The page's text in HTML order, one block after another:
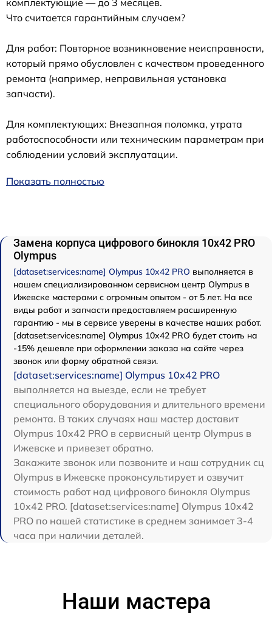
комплектующие — до 3 месяцев.
Что считается гарантийным случаем?
Для работ: Повторное возникновение неисправности,
который прямо обусловлен с качеством проведенного
ремонта (например, неправильная установка
запчасти).
Для комплектующих: Внезапная поломка, утрата
работоспособности или техническим параметрам при
соблюдении условий эксплуатации.
Показать полностью
Замена корпуса цифрового бинокля 10x42 PRO
Olympus
[dataset:services:name] Olympus 10x42 PRO выполняется в
нашем специализированном сервисном центр Olympus в
Ижевске мастерами с огромным опытом - от 5 лет. На все
виды работ и запчасти предоставляем расширенную
гарантию - мы в сервисе уверены в качестве наших работ.
[dataset:services:name] Olympus 10x42 PRO будет стоить на
-15% дешевле при оформлении заказа на сайте через
звонок или форму обратной связи.
[dataset:services:name] Olympus 10x42 PRO
выполняется на выезде, если не требует
специального оборудования и длительного времени
ремонта. В таких случаях наш мастер доставит
Olympus 10x42 PRO в сервисный центр Olympus в
Ижевске и привезет обратно.
Закажите звонок или позвоните и наш сотрудник сц
Olympus в Ижевске проконсультирует и озвучит
стоимость работ над цифрового бинокля Olympus
10x42 PRO. [dataset:services:name] Olympus 10x42
PRO по нашей статистике в среднем занимает 3-4
часа при наличии деталей.
Наши мастера